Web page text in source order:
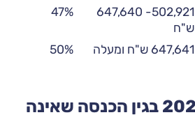
502,921- 647,640
ש"ח
47%
647,641 ש"ח ומעלה 50%
מדרגות המס 2021 בגין הכנסה שאינה